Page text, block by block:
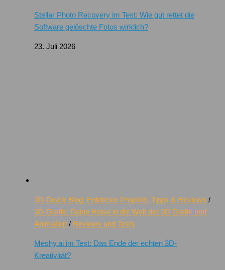
Stellar Photo Recovery im Test: Wie gut rettet die
Software gelöschte Fotos wirklich?
23. Juli 2026
3D-Druck Blog: Entdecke Projekte, Tipps & Reviews /
3D-Grafik: Deine Reise in die Welt der 3D Grafik und
Animation / Reviews und Tests
Meshy.ai im Test: Das Ende der echten 3D-
Kreativität?